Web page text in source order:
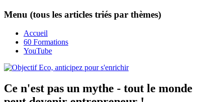
Menu (tous les articles triés par thèmes)
Accueil
60 Formations
YouTube
Ce n'est pas un mythe - tout le monde